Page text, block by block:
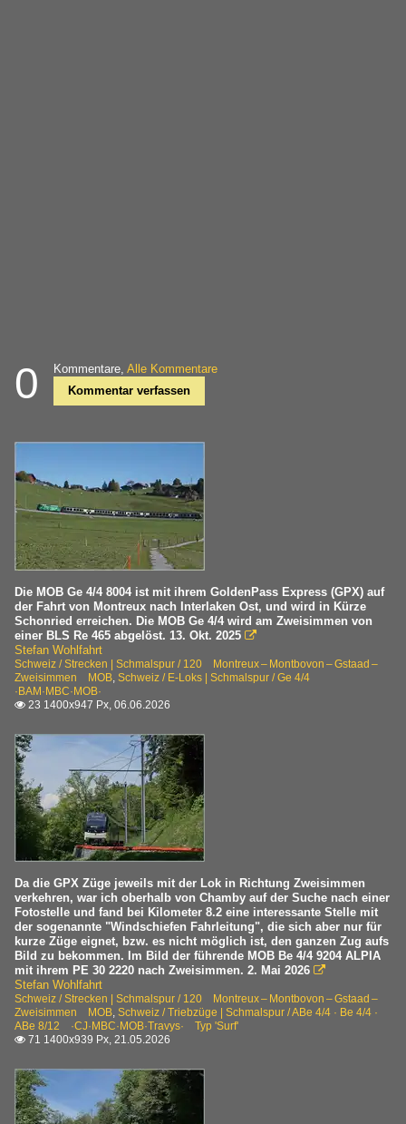
0 Kommentare, Alle Kommentare
Kommentar verfassen
Die MOB Ge 4/4 8004 ist mit ihrem GoldenPass Express (GPX) auf
der Fahrt von Montreux nach Interlaken Ost, und wird in Kürze
Schonried erreichen. Die MOB Ge 4/4 wird am Zweisimmen von
einer BLS Re 465 abgelöst. 13. Okt. 2025 
Stefan Wohlfahrt
Schweiz / Strecken | Schmalspur / 120 Montreux – Montbovon – Gstaad –
Zweisimmen MOB, Schweiz / E-Loks | Schmalspur / Ge 4/4
·BAM·MBC·MOB·
 23 1400x947 Px, 06.06.2026
Da die GPX Züge jeweils mit der Lok in Richtung Zweisimmen
verkehren, war ich oberhalb von Chamby auf der Suche nach einer
Fotostelle und fand bei Kilometer 8.2 eine interessante Stelle mit
der sogenannte "Windschiefen Fahrleitung", die sich aber nur für
kurze Züge eignet, bzw. es nicht möglich ist, den ganzen Zug aufs
Bild zu bekommen. Im Bild der führende MOB Be 4/4 9204 ALPIA
mit ihrem PE 30 2220 nach Zweisimmen. 2. Mai 2026 
Stefan Wohlfahrt
Schweiz / Strecken | Schmalspur / 120 Montreux – Montbovon – Gstaad –
Zweisimmen MOB, Schweiz / Triebzüge | Schmalspur / ABe 4/4 · Be 4/4 ·
ABe 8/12 ·CJ·MBC·MOB·Travys· Typ 'Surf'
 71 1400x939 Px, 21.05.2026